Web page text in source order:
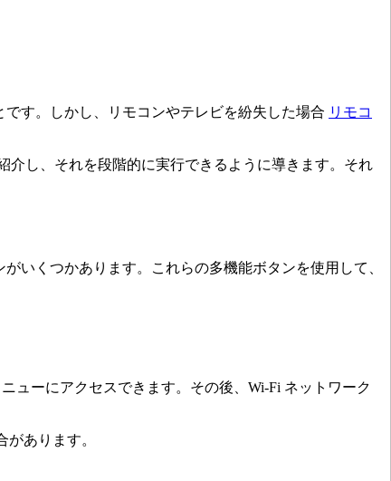
す。しかし、リモコンやテレビを紛失した場合 リモコ
介し、それを段階的に実行できるように導きます。それ
いくつかあります。これらの多機能ボタンを使用して、
ニューにアクセスできます。その後、Wi-Fi ネットワーク
あります。